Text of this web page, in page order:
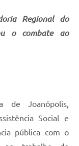
Regional do
o combate ao
de Joanópolis,
Social e
pública com o